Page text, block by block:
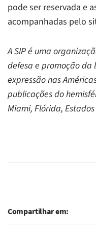
pode ser reservada e
acompanhadas pelo
A SIP é uma
defesa e promoção
expressão nas
publicações do
Miami, Flórida,
Compartilhar em: